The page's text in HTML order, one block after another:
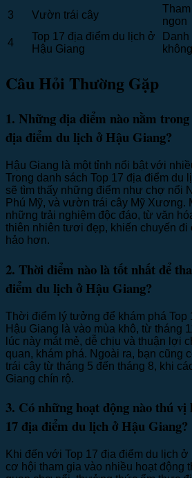
3
Vườn trái cây
ngon
4
Top 17 địa điểm du lịch ở
Hậu Giang
Câu Hỏi Thường Gặp
1. Những địa điểm nào nằm trong
địa điểm du lịch ở Hậu Giang?
Hậu Giang là một tỉnh nổi bật với
Trong danh sách Top 17 địa điểm du
sẽ tìm thấy những điểm như chợ nổi
Phú Mỹ, và vườn trái cây Mỹ Xương.
những trải nghiệm độc đáo, từ văn
thiên nhiên tươi đẹp, khiến chuyến đi
hảo hơn.
2. Thời điểm nào là tốt nhất để
điểm du lịch ở Hậu Giang?
Thời điểm lý tưởng để khám phá Top
Hậu Giang là vào mùa khô, từ tháng
lúc này mát mẻ, dễ chịu và thuận lợi
quan, khám phá. Ngoài ra, bạn cũng
trái cây từ tháng 5 đến tháng 8, khi
Giang chín rộ.
3. Có những hoạt động nào thú
17 địa điểm du lịch ở Hậu Giang?
Khi đến với Top 17 địa điểm du lịch
cơ hội tham gia vào nhiều hoạt động